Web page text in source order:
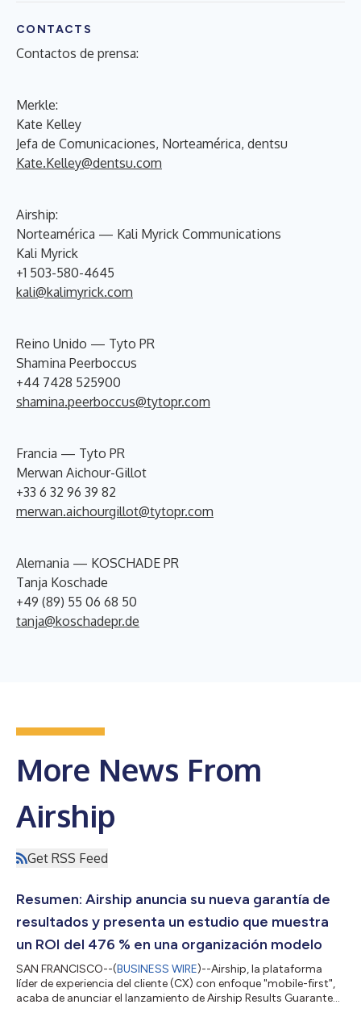
CONTACTS
Contactos de prensa:
Merkle:
Kate Kelley
Jefa de Comunicaciones, Norteamérica, dentsu
Kate.Kelley@dentsu.com
Airship:
Norteamérica — Kali Myrick Communications
Kali Myrick
+1 503-580-4645
kali@kalimyrick.com
Reino Unido — Tyto PR
Shamina Peerboccus
+44 7428 525900
shamina.peerboccus@tytopr.com
Francia — Tyto PR
Merwan Aichour-Gillot
+33 6 32 96 39 82
merwan.aichourgillot@tytopr.com
Alemania — KOSCHADE PR
Tanja Koschade
+49 (89) 55 06 68 50
tanja@koschadepr.de
More News From
Airship
Get RSS Feed
Resumen: Airship anuncia su nueva garantía de
resultados y presenta un estudio que muestra
un ROI del 476 % en una organización modelo
SAN FRANCISCO--(BUSINESS WIRE)--Airship, la plataforma
líder de experiencia del cliente (CX) con enfoque "mobile-first",
acaba de anunciar el lanzamiento de Airship Results Guarantee,